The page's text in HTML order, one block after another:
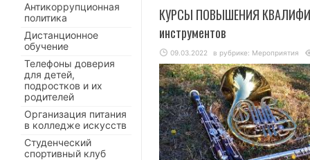
КУРСЫ ПОВЫШЕНИЯ
инструментов
09.03.2022 в рубрике: Мероприятия
Антикоррупционная
политика
Дистанционное
обучение
Телефоны доверия
для детей,
подростков и их
родителей
Организация питания
в колледже искусств
Студенческий
спортивный клуб